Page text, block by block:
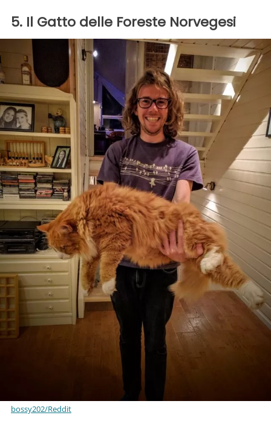
5. Il Gatto delle Foreste Norvegesi
bossy202/Reddit